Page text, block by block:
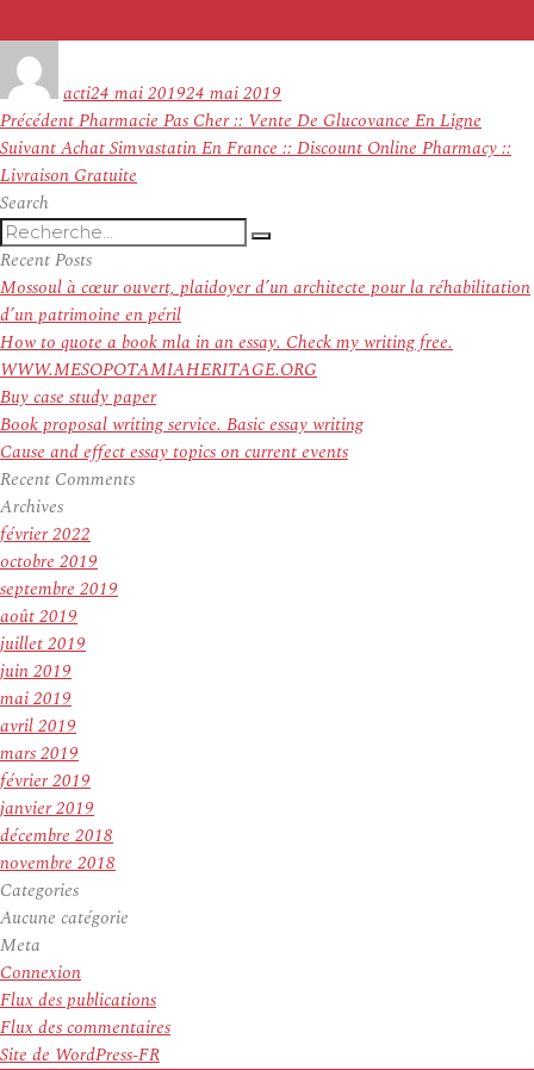
actile
24 mai 201924 mai 2019
Navigation
de
l’article
PrécédentArticle
précédent :
Pharmacie Pas Cher :: Vente De Glucovance En Ligne
SuivantArticle
suivant :
Achat Simvastatin En France :: Discount Online Pharmacy ::
Livraison Gratuite
Search
Recherche
pour
:
Recherche
Recent Posts
Mossoul à cœur ouvert, plaidoyer d’un architecte pour la réhabilitation
d’un patrimoine en péril
How to quote a book mla in an essay. Check my writing free.
WWW.MESOPOTAMIAHERITAGE.ORG
Buy case study paper
Book proposal writing service. Basic essay writing
Cause and effect essay topics on current events
Recent Comments
Archives
février 2022
octobre 2019
septembre 2019
août 2019
juillet 2019
juin 2019
mai 2019
avril 2019
mars 2019
février 2019
janvier 2019
décembre 2018
novembre 2018
Categories
Aucune catégorie
Meta
Connexion
Flux des publications
Flux des commentaires
Site de WordPress-FR